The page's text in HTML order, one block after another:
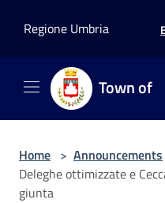
Regione Umbria
Town of
Home > Announcements
Deleghe ottimizzate e
giunta